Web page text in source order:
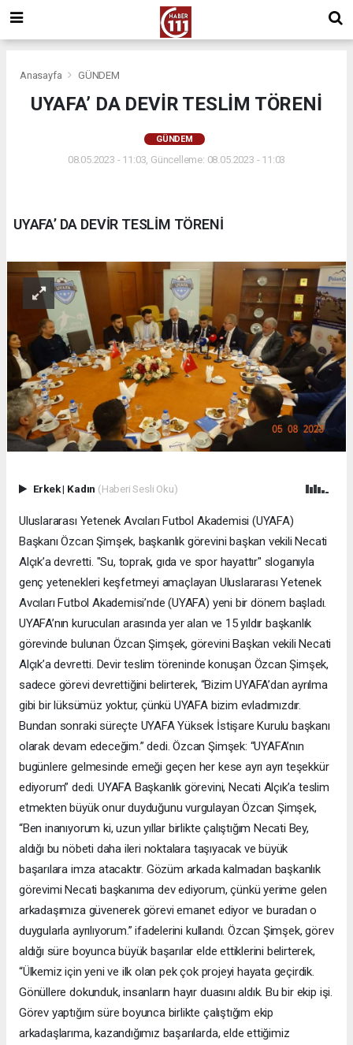
Anasayfa GÜNDEM
UYAFA’ DA DEVİR TESLİM TÖRENİ
GÜNDEM
08.05.2023 - 11:03, Güncelleme: 08.05.2023 - 11:03
UYAFA’ DA DEVİR TESLİM TÖRENİ
Erkek| Kadın (Haberi Sesli Oku)
Uluslararası Yetenek Avcıları Futbol Akademisi (UYAFA)
Başkanı Özcan Şimşek, başkanlık görevini başkan vekili Necati
Alçık’a devretti. "Su, toprak, gıda ve spor hayattır" sloganıyla
genç yetenekleri keşfetmeyi amaçlayan Uluslararası Yetenek
Avcıları Futbol Akademisi’nde (UYAFA) yeni bir dönem başladı.
UYAFA’nın kurucuları arasında yer alan ve 15 yıldır başkanlık
görevinde bulunan Özcan Şimşek, görevini Başkan vekili Necati
Alçık’a devretti. Devir teslim töreninde konuşan Özcan Şimşek,
sadece görevi devrettiğini belirterek, “Bizim UYAFA’dan ayrılma
gibi bir lüksümüz yoktur, çünkü UYAFA bizim evladımızdır.
Bundan sonraki süreçte UYAFA Yüksek İstişare Kurulu başkanı
olarak devam edeceğim.” dedi. Özcan Şimşek: “UYAFA’nın
bugünlere gelmesinde emeği geçen her kese ayrı ayrı teşekkür
ediyorum” dedi. UYAFA Başkanlık görevini, Necati Alçık’a teslim
etmekten büyük onur duyduğunu vurgulayan Özcan Şimşek,
“Ben inanıyorum ki, uzun yıllar birlikte çalıştığım Necati Bey,
aldığı bu nöbeti daha ileri noktalara taşıyacak ve büyük
başarılara imza atacaktır. Gözüm arkada kalmadan başkanlık
görevimi Necati başkanıma dev ediyorum, çünkü yerime gelen
arkadaşımıza güvenerek görevi emanet ediyor ve buradan o
duygularla ayrılıyorum.” ifadelerini kullandı. Özcan Şimşek, görev
aldığı süre boyunca büyük başarılar elde ettiklerini belirterek,
“Ülkemiz için yeni ve ilk olan pek çok projeyi hayata geçirdik.
Gönüllere dokunduk, insanların hayır duasını aldık. Bu bir ekip işi.
Görev yaptığım süre boyunca birlikte çalıştığım ekip
arkadaşlarıma, kazandığımız başarılarda, elde ettiğimiz